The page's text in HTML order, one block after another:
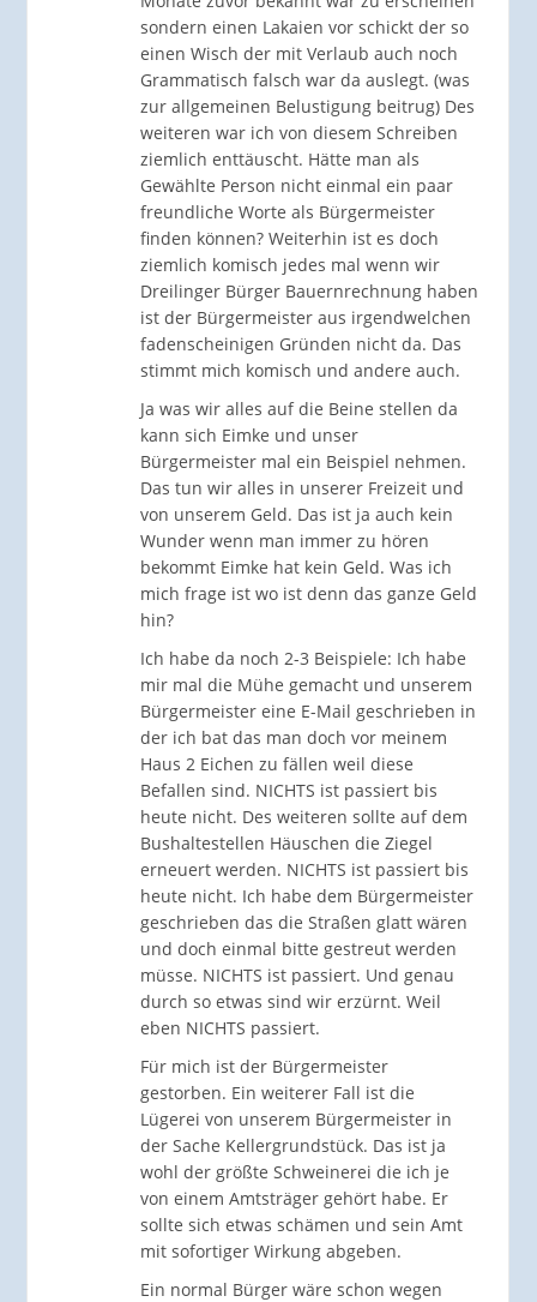
sondern einen Lakaien vor schickt der so
einen Wisch der mit Verlaub auch noch
Grammatisch falsch war da auslegt. (was
zur allgemeinen Belustigung beitrug) Des
weiteren war ich von diesem Schreiben
ziemlich enttäuscht. Hätte man als
Gewählte Person nicht einmal ein paar
freundliche Worte als Bürgermeister
finden können? Weiterhin ist es doch
ziemlich komisch jedes mal wenn wir
Dreilinger Bürger Bauernrechnung haben
ist der Bürgermeister aus irgendwelchen
fadenscheinigen Gründen nicht da. Das
stimmt mich komisch und andere auch.
Ja was wir alles auf die Beine stellen da
kann sich Eimke und unser
Bürgermeister mal ein Beispiel nehmen.
Das tun wir alles in unserer Freizeit und
von unserem Geld. Das ist ja auch kein
Wunder wenn man immer zu hören
bekommt Eimke hat kein Geld. Was ich
mich frage ist wo ist denn das ganze Geld
hin?
Ich habe da noch 2-3 Beispiele: Ich habe
mir mal die Mühe gemacht und unserem
Bürgermeister eine E-Mail geschrieben in
der ich bat das man doch vor meinem
Haus 2 Eichen zu fällen weil diese
Befallen sind. NICHTS ist passiert bis
heute nicht. Des weiteren sollte auf dem
Bushaltestellen Häuschen die Ziegel
erneuert werden. NICHTS ist passiert bis
heute nicht. Ich habe dem Bürgermeister
geschrieben das die Straßen glatt wären
und doch einmal bitte gestreut werden
müsse. NICHTS ist passiert. Und genau
durch so etwas sind wir erzürnt. Weil
eben NICHTS passiert.
Für mich ist der Bürgermeister
gestorben. Ein weiterer Fall ist die
Lügerei von unserem Bürgermeister in
der Sache Kellergrundstück. Das ist ja
wohl der größte Schweinerei die ich je
von einem Amtsträger gehört habe. Er
sollte sich etwas schämen und sein Amt
mit sofortiger Wirkung abgeben.
Ein normal Bürger wäre schon wegen